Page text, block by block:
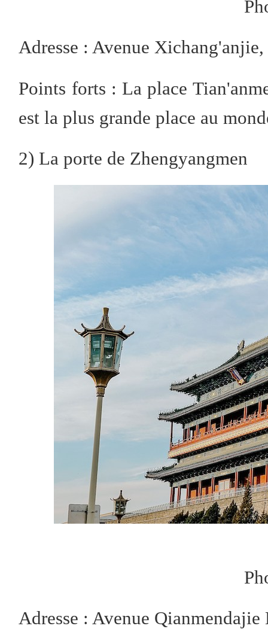
Adresse : Avenue
Points forts : La place
est la plus grande place au
2) La porte de Zhengyangmen
Adresse : Avenue